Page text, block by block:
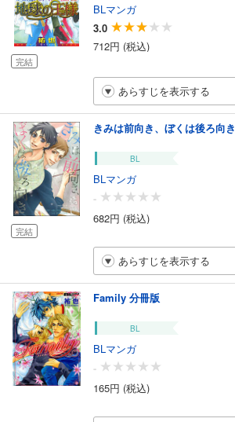
完結
BLマンガ
3.0
712円 (税込)
あらすじを表示する
完結
きみは前向き、ぼくは後ろ向き
BL
BLマンガ
-
682円 (税込)
あらすじを表示する
Family 分冊版
BL
BLマンガ
-
165円 (税込)